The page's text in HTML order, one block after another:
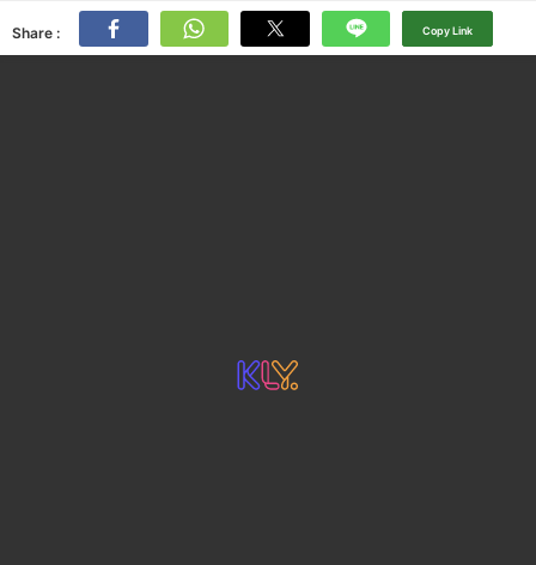
Share : Copy Link